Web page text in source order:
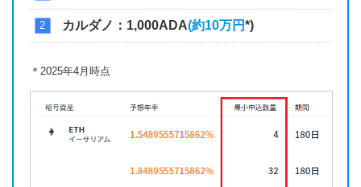
カルダノ：1,000ADA(約10万円*)
＊2025年4月時点